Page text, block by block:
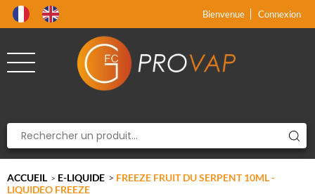
Bienvenue Connexion
ACCUEIL > E-LIQUIDE > FREEZE FRUIT DU SERPENT 10ML -
LIQUIDEO FREEZE
x
x